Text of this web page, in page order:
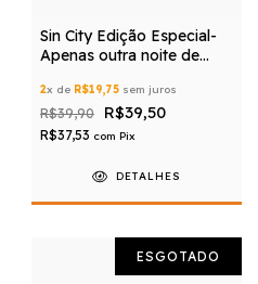
Sin City Edição Especial-
Apenas outra noite de
2x de R$19,75 sem juros
R$39,90 R$39,50
R$37,53 com Pix
DETALHES
ESGOTADO